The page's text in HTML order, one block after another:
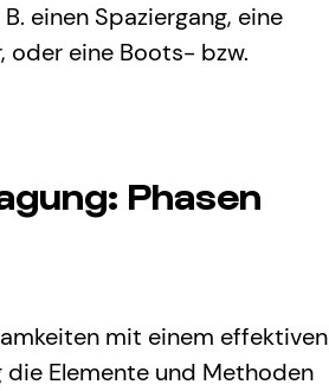
einen Spaziergang, eine
oder eine Boots- bzw.
Phasen
mit einem effektiven
Elemente und Methoden